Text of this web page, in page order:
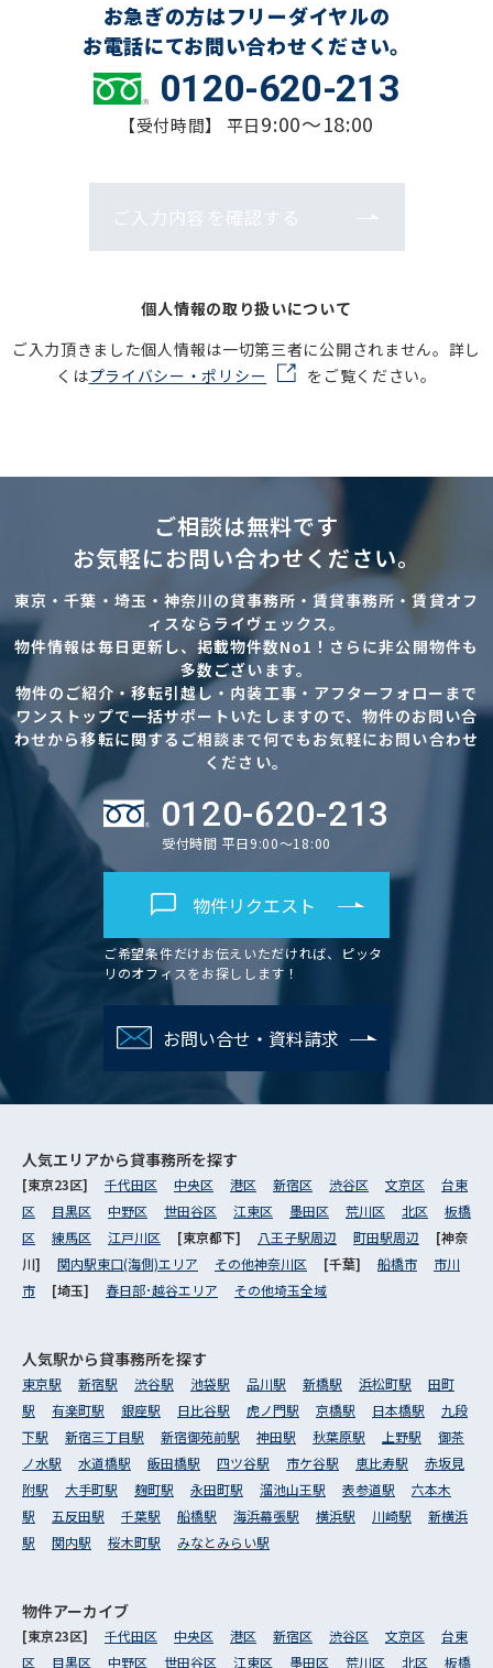
お急ぎの方はフリーダイヤルの
お電話にてお問い合わせください。
0120-620-213
【受付時間】 平日9:00～18:00
ご入力内容を確認する
個人情報の取り扱いについて
ご入力頂きました個人情報は一切第三者に公開されません。詳し
くはプライバシー・ポリシー をご覧ください。
ご相談は無料です
お気軽にお問い合わせください。
東京・千葉・埼玉・神奈川の貸事務所・賃貸事務所・賃貸オフ
ィスならライヴェックス。
物件情報は毎日更新し、掲載物件数No1！さらに非公開物件も
多数ございます。
物件のご紹介・移転引越し・内装工事・アフターフォローまで
ワンストップで一括サポートいたしますので、物件のお問い合
わせから移転に関するご相談まで何でもお気軽にお問い合わせ
ください。
0120-620-213
受付時間 平日9:00～18:00
物件リクエスト
ご希望条件だけお伝えいただければ、ピッタ
リのオフィスをお探しします！
お問い合せ・資料請求
人気エリアから貸事務所を探す
[東京23区] 千代田区 中央区 港区 新宿区 渋谷区 文京区
台東
区
目黒区 中野区 世田谷区 江東区 墨田区 荒川区 北区
板橋
区
練馬区 江戸川区 [東京都下] 八王子駅周辺 町田駅周辺
[神奈
川] 関内駅東口(海側)エリア その他神奈川区 [千葉] 船橋市
市川
市
[埼玉] 春日部･越谷エリア その他埼玉全域
人気駅から貸事務所を探す
東京駅 新宿駅 渋谷駅 池袋駅 品川駅 新橋駅 浜松町駅
田町
駅
有楽町駅 銀座駅 日比谷駅 虎ノ門駅 京橋駅 日本橋駅
九段
下駅
新宿三丁目駅 新宿御苑前駅 神田駅 秋葉原駅 上野駅
御茶
ノ水駅
水道橋駅 飯田橋駅 四ツ谷駅 市ケ谷駅 恵比寿駅
赤坂見
附駅
大手町駅 麹町駅 永田町駅 溜池山王駅 表参道駅
六本木
駅
五反田駅 千葉駅 船橋駅 海浜幕張駅 横浜駅 川崎駅
新横浜
駅
関内駅 桜木町駅 みなとみらい駅
物件アーカイブ
[東京23区] 千代田区 中央区 港区 新宿区 渋谷区 文京区
台東
区
目黒区 中野区 世田谷区 江東区 墨田区 荒川区 北区 板橋